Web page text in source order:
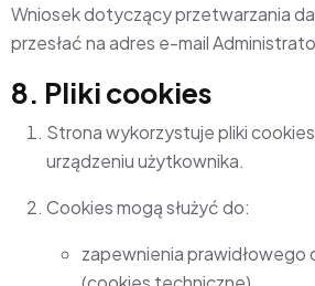
Wniosek dotyczący przetwarzania
przesłać na adres e-mail
8. Pliki cookies
Strona wykorzystuje pliki
urządzeniu użytkownika.
Cookies mogą służyć do:
zapewnienia prawidłowego